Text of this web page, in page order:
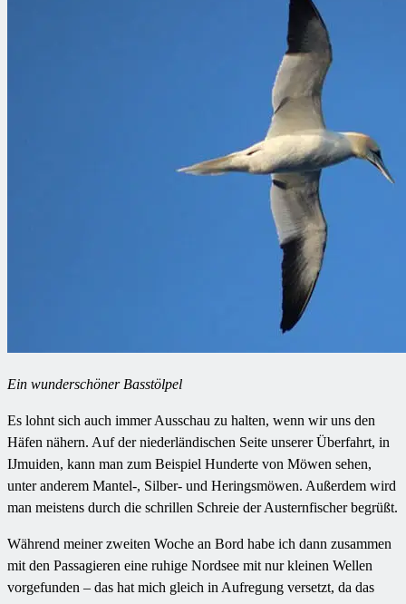
Ein wunderschöner Basstölpel
Es lohnt sich auch immer Ausschau zu halten, wenn wir uns den
Häfen nähern. Auf der niederländischen Seite unserer Überfahrt, in
IJmuiden, kann man zum Beispiel Hunderte von Möwen sehen,
unter anderem Mantel-, Silber- und Heringsmöwen. Außerdem wird
man meistens durch die schrillen Schreie der Austernfischer begrüßt.
Während meiner zweiten Woche an Bord habe ich dann zusammen
mit den Passagieren eine ruhige Nordsee mit nur kleinen Wellen
vorgefunden – das hat mich gleich in Aufregung versetzt, da das